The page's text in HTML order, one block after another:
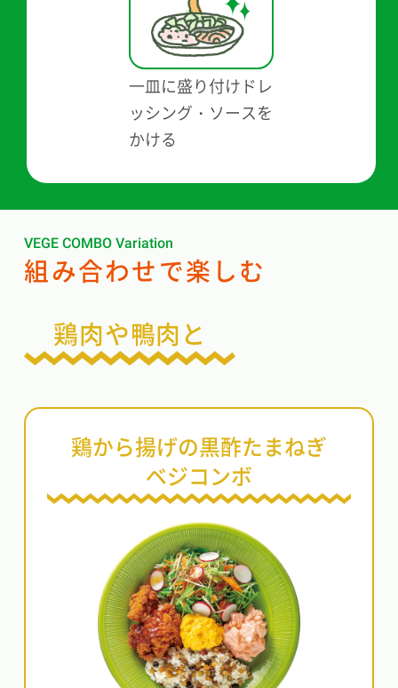
一皿に盛り付け ドレ
ッシング・ソースを
かける
VEGE COMBO Variation
組み合わせで楽しむ
鶏肉や鴨肉と
鶏から揚げの黒酢たまねぎ
ベジコンボ